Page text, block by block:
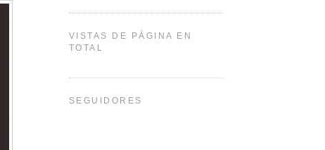
VISTAS DE PÁGINA EN
TOTAL
SEGUIDORES